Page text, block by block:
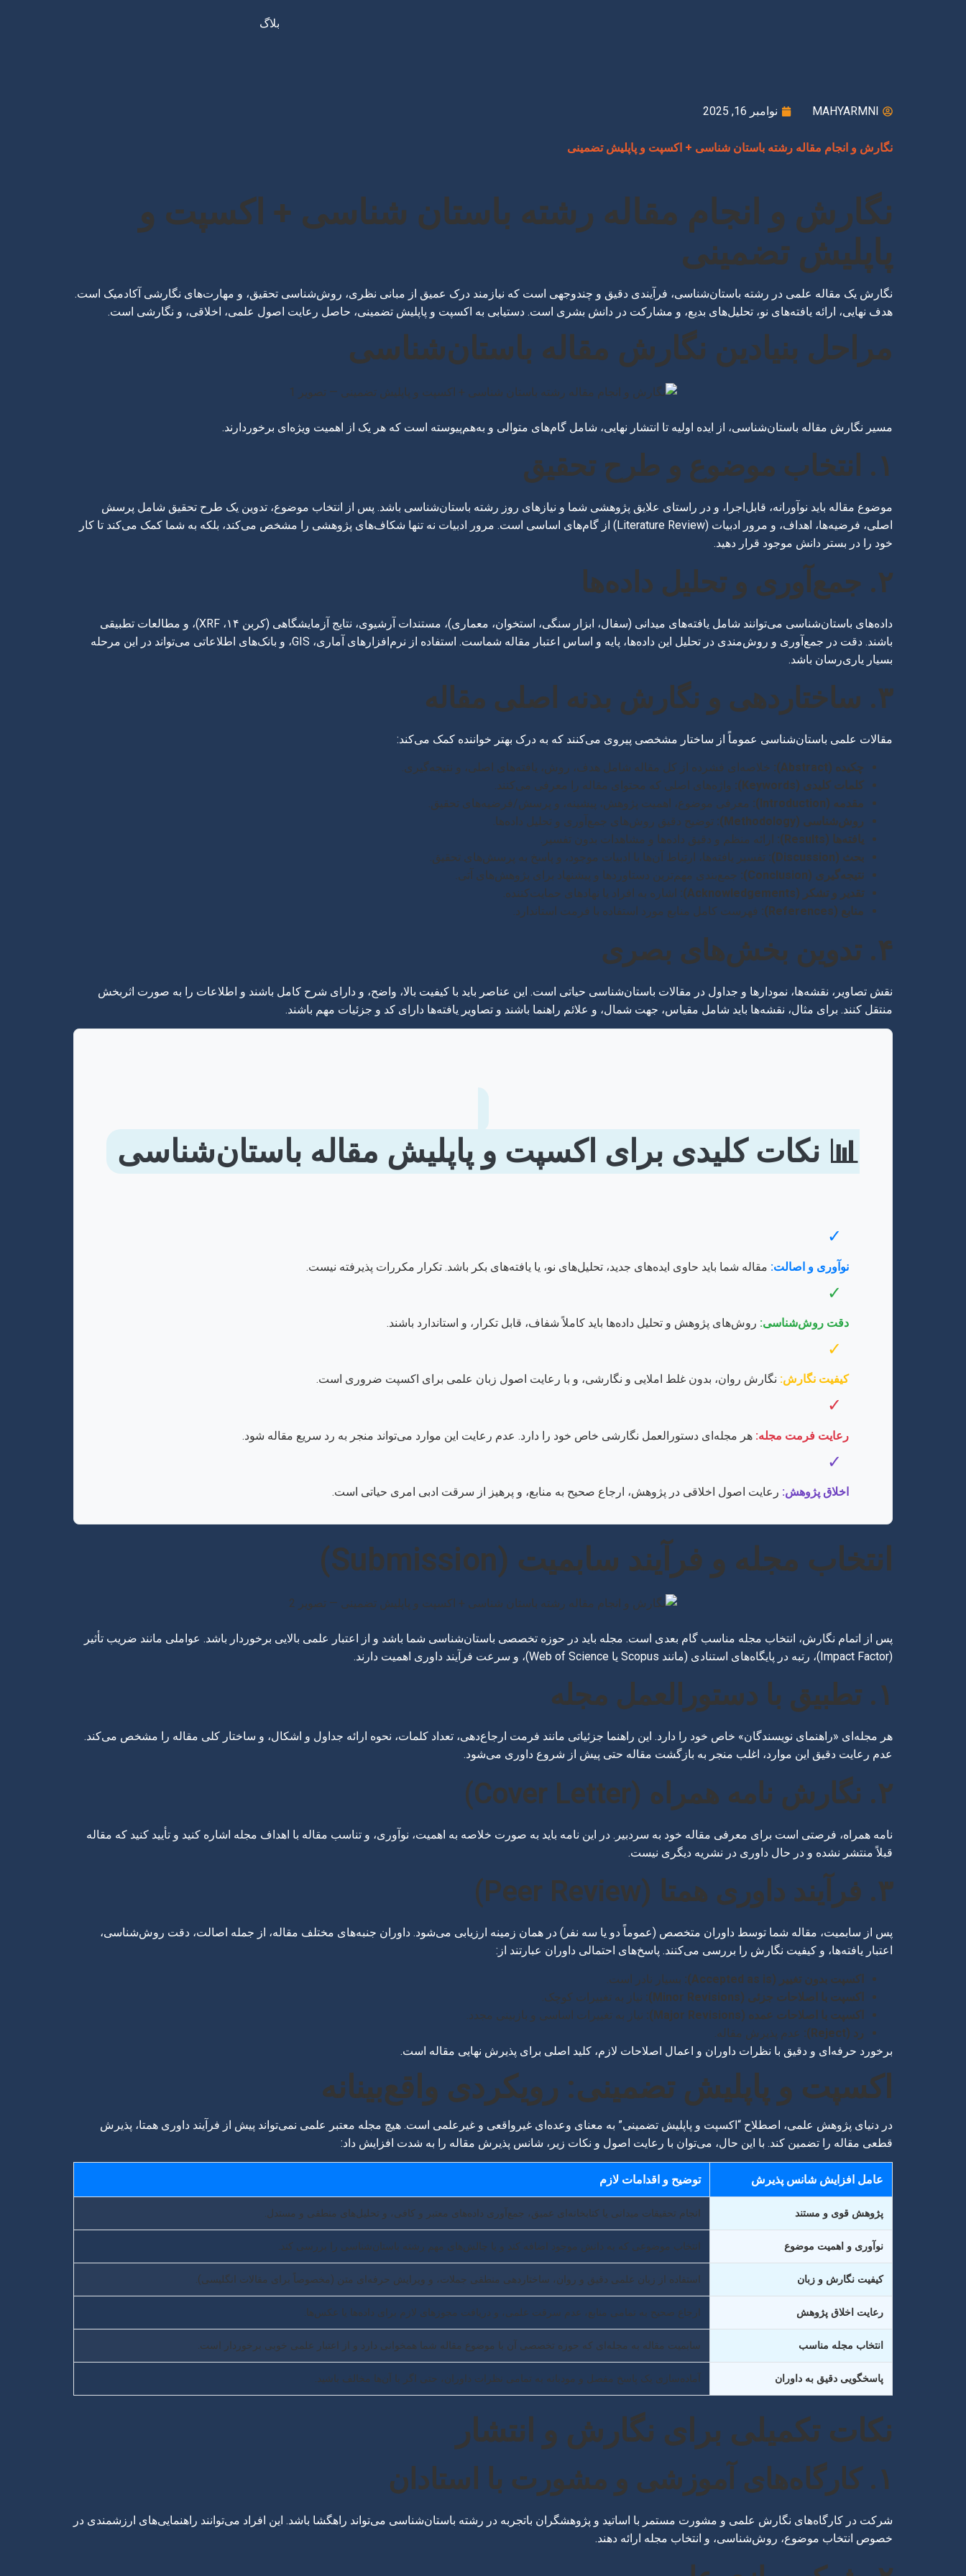
بلاگ
MAHYARMNI نوامبر 16, 2025
نگارش و انجام مقاله رشته باستان شناسی + اکسپت و پاپلیش تضمینی
نگارش و انجام مقاله رشته باستان شناسی + اکسپت و
پاپلیش تضمینی
نگارش یک مقاله علمی در رشته باستان‌شناسی، فرآیندی دقیق و چندوجهی است که نیازمند درک عمیق از مبانی نظری، روش‌شناسی تحقیق، و مهارت‌های نگارشی آکادمیک است.
هدف نهایی، ارائه یافته‌های نو، تحلیل‌های بدیع، و مشارکت در دانش بشری است. دستیابی به اکسپت و پاپلیش تضمینی، حاصل رعایت اصول علمی، اخلاقی، و نگارشی است.
مراحل بنیادین نگارش مقاله باستان‌شناسی
مسیر نگارش مقاله باستان‌شناسی، از ایده اولیه تا انتشار نهایی، شامل گام‌های متوالی و به‌هم‌پیوسته است که هر یک از اهمیت ویژه‌ای برخوردارند.
۱. انتخاب موضوع و طرح تحقیق
موضوع مقاله باید نوآورانه، قابل‌اجرا، و در راستای علایق پژوهشی شما و نیازهای روز رشته باستان‌شناسی باشد. پس از انتخاب موضوع، تدوین یک طرح تحقیق شامل پرسش
اصلی، فرضیه‌ها، اهداف، و مرور ادبیات (Literature Review) از گام‌های اساسی است. مرور ادبیات نه تنها شکاف‌های پژوهشی را مشخص می‌کند، بلکه به شما کمک می‌کند تا کار
خود را در بستر دانش موجود قرار دهید.
۲. جمع‌آوری و تحلیل داده‌ها
داده‌های باستان‌شناسی می‌توانند شامل یافته‌های میدانی (سفال، ابزار سنگی، استخوان، معماری)، مستندات آرشیوی، نتایج آزمایشگاهی (کربن ۱۴، XRF)، و مطالعات تطبیقی
باشند. دقت در جمع‌آوری و روش‌مندی در تحلیل این داده‌ها، پایه و اساس اعتبار مقاله شماست. استفاده از نرم‌افزارهای آماری، GIS، و بانک‌های اطلاعاتی می‌تواند در این مرحله
بسیار یاری‌رسان باشد.
۳. ساختاردهی و نگارش بدنه اصلی مقاله
مقالات علمی باستان‌شناسی عموماً از ساختار مشخصی پیروی می‌کنند که به درک بهتر خواننده کمک می‌کند:
چکیده (Abstract):
خلاصه‌ای فشرده از کل مقاله شامل هدف، روش، یافته‌های اصلی، و نتیجه‌گیری.
کلمات کلیدی (Keywords):
واژه‌های اصلی که محتوای مقاله را معرفی می‌کنند.
مقدمه (Introduction):
معرفی موضوع، اهمیت پژوهش، پیشینه، و پرسش/فرضیه‌های تحقیق.
روش‌شناسی (Methodology):
توضیح دقیق روش‌های جمع‌آوری و تحلیل داده‌ها.
یافته‌ها (Results):
ارائه منظم و دقیق داده‌ها و مشاهدات بدون تفسیر.
بحث (Discussion):
تفسیر یافته‌ها، ارتباط آن‌ها با ادبیات موجود، و پاسخ به پرسش‌های تحقیق.
نتیجه‌گیری (Conclusion):
جمع‌بندی مهم‌ترین دستاوردها و پیشنهاد برای پژوهش‌های آتی.
تقدیر و تشکر (Acknowledgements):
اشاره به افراد یا نهادهای حمایت‌کننده.
منابع (References):
فهرست کامل منابع مورد استفاده با فرمت استاندارد.
۴. تدوین بخش‌های بصری
نقش تصاویر، نقشه‌ها، نمودارها و جداول در مقالات باستان‌شناسی حیاتی است. این عناصر باید با کیفیت بالا، واضح، و دارای شرح کامل باشند و اطلاعات را به صورت اثربخش
منتقل کنند. برای مثال، نقشه‌ها باید شامل مقیاس، جهت شمال، و علائم راهنما باشند و تصاویر یافته‌ها دارای کد و جزئیات مهم باشند.
📊 نکات کلیدی برای اکسپت و پاپلیش مقاله باستان‌شناسی
✓
نوآوری و اصالت: مقاله شما باید حاوی ایده‌های جدید، تحلیل‌های نو، یا یافته‌های بکر باشد. تکرار مکررات پذیرفته نیست.
✓
دقت روش‌شناسی: روش‌های پژوهش و تحلیل داده‌ها باید کاملاً شفاف، قابل تکرار، و استاندارد باشند.
✓
کیفیت نگارش: نگارش روان، بدون غلط املایی و نگارشی، و با رعایت اصول زبان علمی برای اکسپت ضروری است.
✓
رعایت فرمت مجله: هر مجله‌ای دستورالعمل نگارشی خاص خود را دارد. عدم رعایت این موارد می‌تواند منجر به رد سریع مقاله شود.
✓
اخلاق پژوهش: رعایت اصول اخلاقی در پژوهش، ارجاع صحیح به منابع، و پرهیز از سرقت ادبی امری حیاتی است.
انتخاب مجله و فرآیند سابمیت (Submission)
پس از اتمام نگارش، انتخاب مجله مناسب گام بعدی است. مجله باید در حوزه تخصصی باستان‌شناسی شما باشد و از اعتبار علمی بالایی برخوردار باشد. عواملی مانند ضریب تأثیر
(Impact Factor)، رتبه در پایگاه‌های استنادی (مانند Scopus یا Web of Science)، و سرعت فرآیند داوری اهمیت دارند.
۱. تطبیق با دستورالعمل مجله
هر مجله‌ای «راهنمای نویسندگان» خاص خود را دارد. این راهنما جزئیاتی مانند فرمت ارجاع‌دهی، تعداد کلمات، نحوه ارائه جداول و اشکال، و ساختار کلی مقاله را مشخص می‌کند.
عدم رعایت دقیق این موارد، اغلب منجر به بازگشت مقاله حتی پیش از شروع داوری می‌شود.
۲. نگارش نامه همراه (Cover Letter)
نامه همراه، فرصتی است برای معرفی مقاله خود به سردبیر. در این نامه باید به صورت خلاصه به اهمیت، نوآوری، و تناسب مقاله با اهداف مجله اشاره کنید و تأیید کنید که مقاله
قبلاً منتشر نشده و در حال داوری در نشریه دیگری نیست.
۳. فرآیند داوری همتا (Peer Review)
پس از سابمیت، مقاله شما توسط داوران متخصص (عموماً دو یا سه نفر) در همان زمینه ارزیابی می‌شود. داوران جنبه‌های مختلف مقاله، از جمله اصالت، دقت روش‌شناسی،
اعتبار یافته‌ها، و کیفیت نگارش را بررسی می‌کنند. پاسخ‌های احتمالی داوران عبارتند از:
اکسپت بدون تغییر (Accepted as is):
بسیار نادر است.
اکسپت با اصلاحات جزئی (Minor Revisions):
نیاز به تغییرات کوچک.
اکسپت با اصلاحات عمده (Major Revisions):
نیاز به تغییرات اساسی و بازبینی مجدد.
رد (Reject):
عدم پذیرش مقاله.
برخورد حرفه‌ای و دقیق با نظرات داوران و اعمال اصلاحات لازم، کلید اصلی برای پذیرش نهایی مقاله است.
اکسپت و پاپلیش تضمینی: رویکردی واقع‌بینانه
در دنیای پژوهش علمی، اصطلاح “اکسپت و پاپلیش تضمینی” به معنای وعده‌ای غیرواقعی و غیرعلمی است. هیچ مجله معتبر علمی نمی‌تواند پیش از فرآیند داوری همتا، پذیرش
قطعی مقاله را تضمین کند. با این حال، می‌توان با رعایت اصول و نکات زیر، شانس پذیرش مقاله را به شدت افزایش داد:
عامل افزایش شانس پذیرش توضیح و اقدامات لازم
پژوهش قوی و مستند انجام تحقیقات میدانی یا کتابخانه‌ای عمیق، جمع‌آوری داده‌های معتبر و کافی، و تحلیل‌های منطقی و مستدل.
نوآوری و اهمیت موضوع انتخاب موضوعی که به دانش موجود اضافه کند و یا چالش‌های مهم رشته باستان‌شناسی را بررسی کند.
کیفیت نگارش و زبان استفاده از زبان علمی دقیق و روان، ساختاردهی منطقی جملات، و ویرایش حرفه‌ای متن (مخصوصاً برای مقالات انگلیسی).
رعایت اخلاق پژوهش ارجاع صحیح به تمامی منابع، عدم سرقت علمی، و دریافت مجوزهای لازم برای داده‌ها یا عکس‌ها.
انتخاب مجله مناسب سابمیت مقاله به مجله‌ای که حوزه تخصصی آن با موضوع مقاله شما همخوانی دارد و از اعتبار علمی خوبی برخوردار است.
پاسخگویی دقیق به داوران آماده‌سازی یک پاسخ مفصل و مودبانه به تمامی نظرات داوران، حتی اگر با آن‌ها مخالف باشید.
نکات تکمیلی برای نگارش و انتشار
۱. کارگاه‌های آموزشی و مشورت با استادان
شرکت در کارگاه‌های نگارش علمی و مشورت مستمر با اساتید و پژوهشگران باتجربه در رشته باستان‌شناسی می‌تواند راهگشا باشد. این افراد می‌توانند راهنمایی‌های ارزشمندی در
خصوص انتخاب موضوع، روش‌شناسی، و انتخاب مجله ارائه دهند.